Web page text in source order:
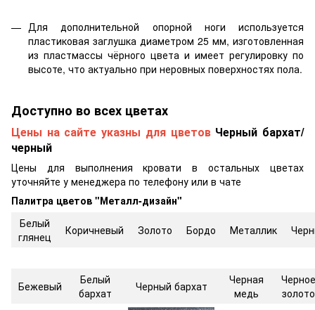
Для дополнительной опорной ноги используется
пластиковая заглушка диаметром 25 мм, изготовленная
из пластмассы чёрного цвета и имеет регулировку по
высоте, что актуально при неровных поверхностях пола.
Доступно во всех цветах
Цены на сайте указны для цветовЧерный бархат/
черный
Цены для выполнения кровати в остальных цветах
уточняйте у менеджера по телефону или в чате
Палитра цветов "Металл-дизайн"
Белый
глянец
Коричневый Золото Бордо Металлик
Бежевый
Белый
бархат
Черный бархат
Черная
медь
Черное
золото